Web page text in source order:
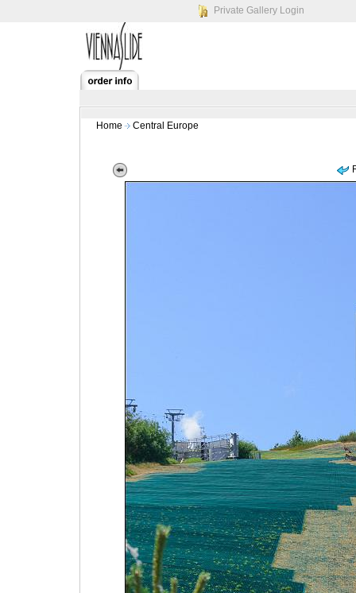
Private Gallery Login
Home Central Europe